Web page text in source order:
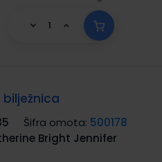
bilježnica
Šifra omota: 500178
Bright Jennifer